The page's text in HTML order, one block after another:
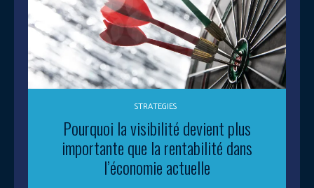
STRATEGIES
Pourquoi la visibilité devient plus
importante que la rentabilité dans
l’économie actuelle